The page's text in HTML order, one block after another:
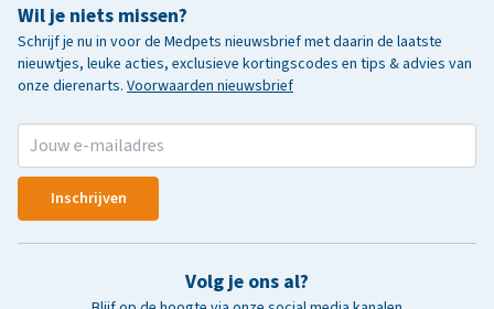
Wil je niets missen?
Schrijf je nu in voor de Medpets nieuwsbrief met daarin de laatste
nieuwtjes, leuke acties, exclusieve kortingscodes en tips & advies van
onze dierenarts. Voorwaarden nieuwsbrief
Inschrijven
Volg je ons al?